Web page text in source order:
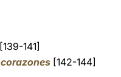
[139-141]
[142-144]